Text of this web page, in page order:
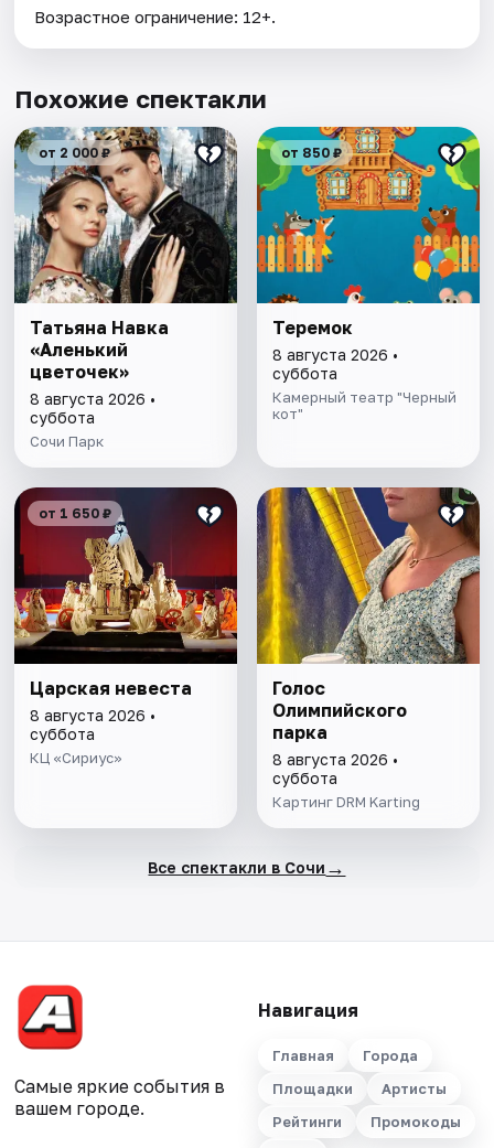
Возрастное ограничение: 12+.
Похожие спектакли
от 2 000 ₽
Татьяна Навка
«Аленький
цветочек»
8 августа 2026 •
суббота
Сочи Парк
от 850 ₽
Теремок
8 августа 2026 •
суббота
Камерный театр "Черный
кот"
от 1 650 ₽
Царская невеста
8 августа 2026 •
суббота
КЦ «Сириус»
Голос
Олимпийского
парка
8 августа 2026 •
суббота
Картинг DRM Karting
Все спектакли в Сочи →
Самые яркие события в
вашем городе.
Навигация
Главная
Города
Площадки
Артисты
Рейтинги
Промокоды